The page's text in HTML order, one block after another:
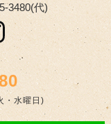
3480(代)
・水曜日)